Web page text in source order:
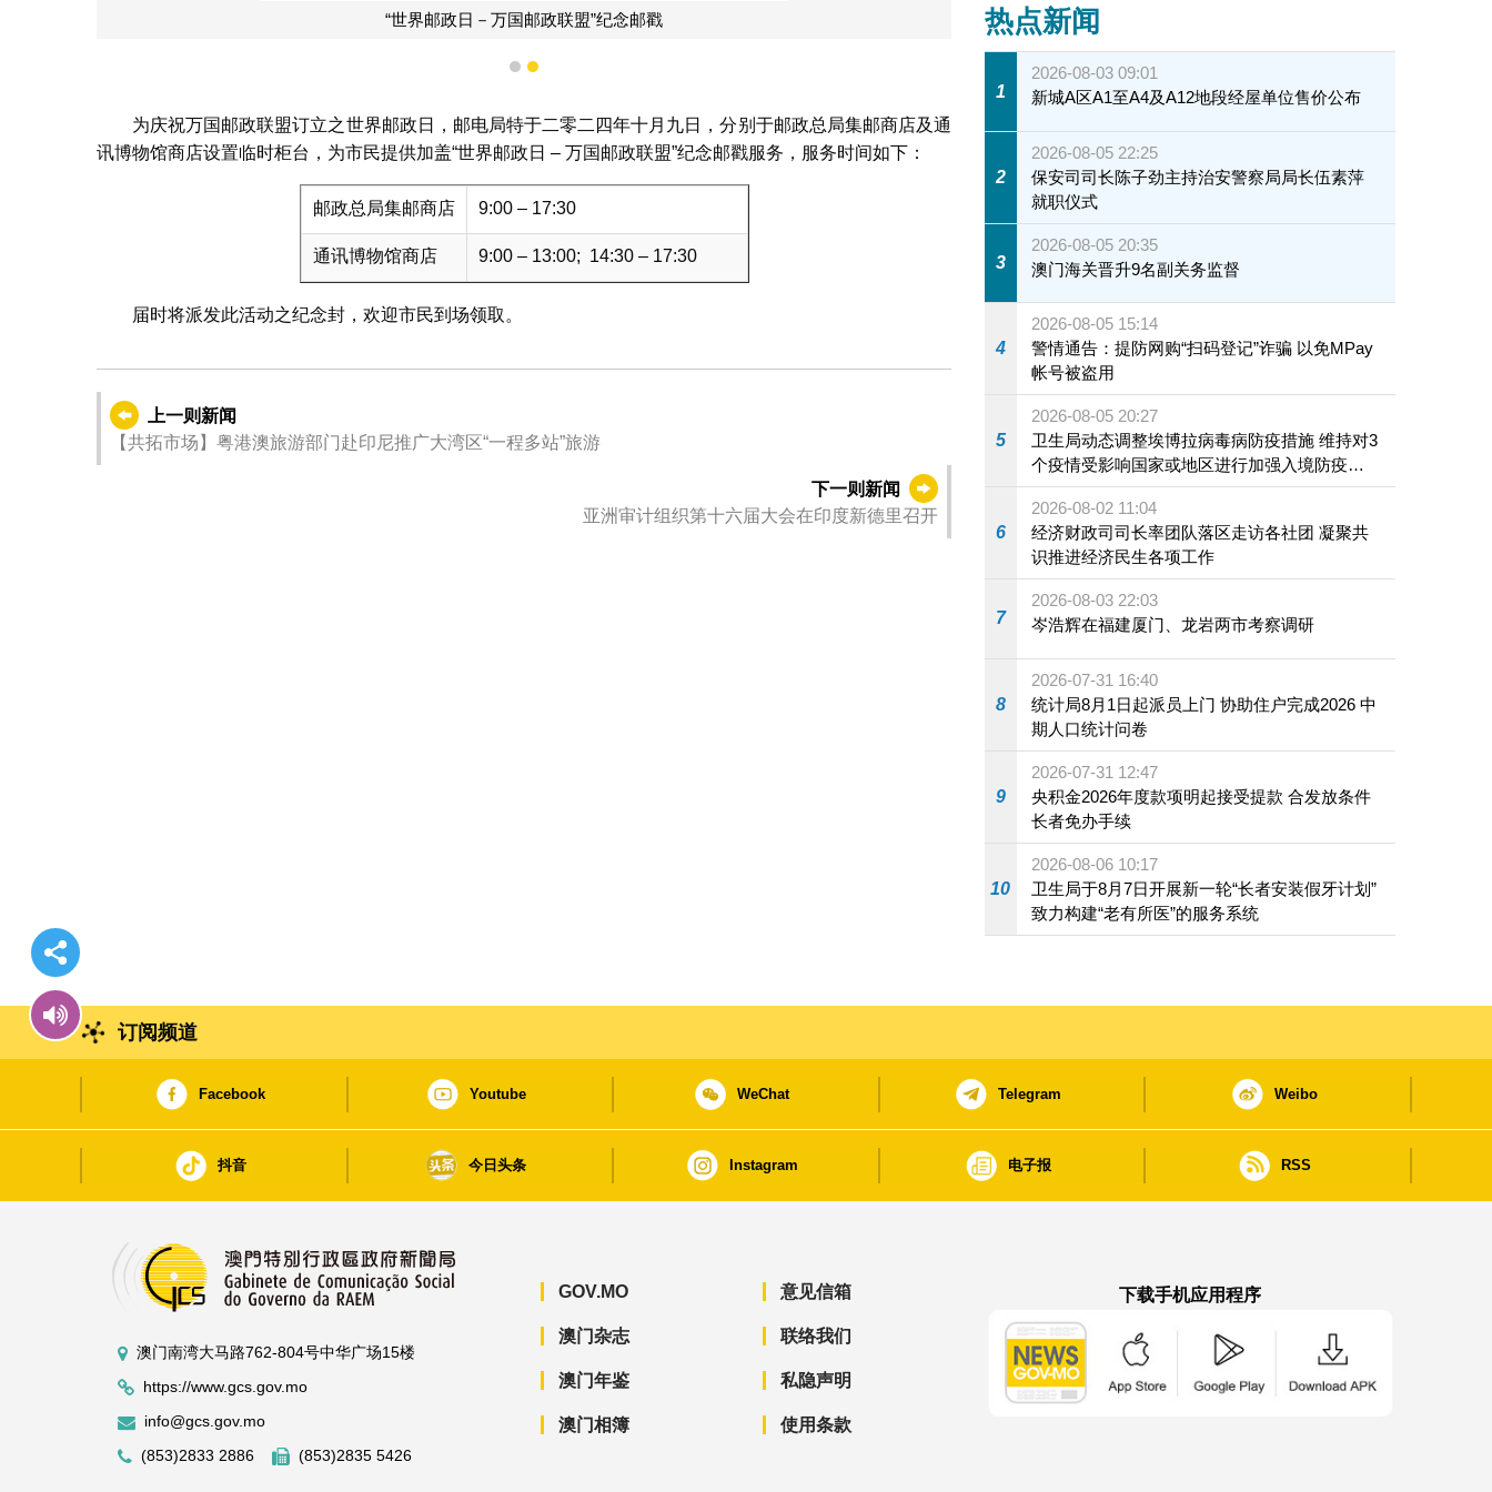
“世界邮政日－万国邮政联盟”纪念邮戳
1 2
为庆祝万国邮政联盟订立之世界邮政日，邮电局特于二零二四年十月九日，分别于邮政总局集邮商店及通
讯博物馆商店设置临时柜台，为市民提供加盖“世界邮政日 – 万国邮政联盟”纪念邮戳服务，服务时间如下：
邮政总局集邮商店 9:00 – 17:30
通讯博物馆商店 9:00 – 13:00; 14:30 – 17:30
届时将派发此活动之纪念封，欢迎市民到场领取。
上一则新闻
【共拓市场】粤港澳旅游部门赴印尼推广大湾区“一程多站”旅游
下一则新闻
亚洲审计组织第十六届大会在印度新德里召开
热点新闻
1
2026-08-03 09:01
新城A区A1至A4及A12地段经屋单位售价公布
2
2026-08-05 22:25
保安司司长陈子劲主持治安警察局局长伍素萍
就职仪式
3
2026-08-05 20:35
澳门海关晋升9名副关务监督
4
2026-08-05 15:14
警情通告：提防网购“扫码登记”诈骗 以免MPay
帐号被盗用
5
2026-08-05 20:27
卫生局动态调整埃博拉病毒病防疫措施 维持对3
个疫情受影响国家或地区进行加强入境防疫措
施
6
2026-08-02 11:04
经济财政司司长率团队落区走访各社团 凝聚共
识推进经济民生各项工作
7
2026-08-03 22:03
岑浩辉在福建厦门、龙岩两市考察调研
8
2026-07-31 16:40
统计局8月1日起派员上门 协助住户完成2026 中
期人口统计问卷
9
2026-07-31 12:47
央积金2026年度款项明起接受提款 合发放条件
长者免办手续
10
2026-08-06 10:17
卫生局于8月7日开展新一轮“长者安装假牙计划”
致力构建“老有所医”的服务系统
订阅频道
Facebook Youtube WeChat Telegram Weibo
抖音 今日头条 Instagram 电子报 RSS
澳门南湾大马路762-804号中华广场15楼
https://www.gcs.gov.mo
info@gcs.gov.mo
(853)2833 2886
(853)2835 5426
GOV.MO
澳门杂志
澳门年鉴
澳门相簿
意见信箱
联络我们
私隐声明
使用条款
下载手机应用程序